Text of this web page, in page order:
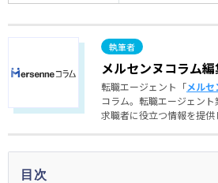
メルセンヌコラム
転職エージェント「メルセ
コラム。転職エージェント
求職者に役立つ情報を提供
目次